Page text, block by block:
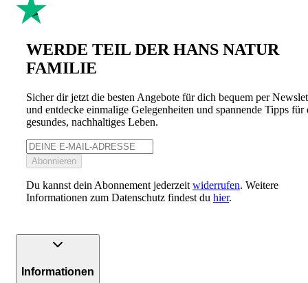
WERDE TEIL DER HANS NATUR
FAMILIE
Sicher dir jetzt die besten Angebote für dich bequem per
und entdecke einmalige Gelegenheiten und spannende Tipps für
gesundes, nachhaltiges Leben.
Abonnieren
Du kannst dein Abonnement jederzeit widerrufen. Weitere
Informationen zum Datenschutz findest du hier.
Informationen